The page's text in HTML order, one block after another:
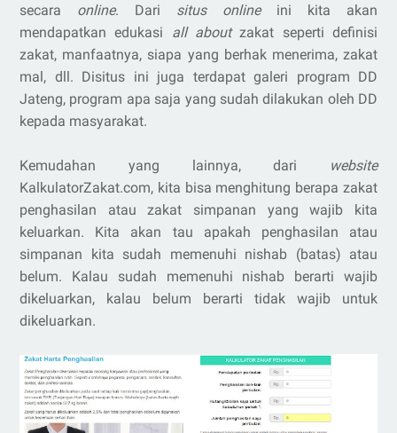
secara online. Dari situs onlineini kita akan
mendapatkan edukasi all aboutzakat seperti definisi
zakat, manfaatnya, siapa yang berhak menerima, zakat
mal, dll. Disitus ini juga terdapat galeri program DD
Jateng, program apa saja yang sudah dilakukan oleh DD
kepada masyarakat.
Kemudahan yang lainnya, dari
website
KalkulatorZakat.com, kita bisa menghitung berapa zakat
penghasilan atau zakat simpanan yang wajib kita
keluarkan. Kita akan tau apakah penghasilan atau
simpanan kita sudah memenuhi nishab (batas) atau
belum. Kalau sudah memenuhi nishab berarti wajib
dikeluarkan, kalau belum berarti tidak wajib untuk
dikeluarkan.